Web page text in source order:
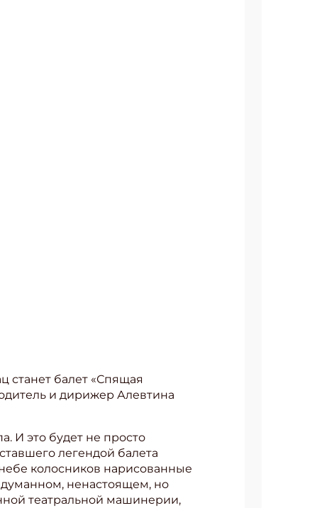
станет балет «Спящая
и дирижер Алевтина
И это будет не просто
легендой балета
колосников нарисованные
ненастоящем, но
театральной машинерии,